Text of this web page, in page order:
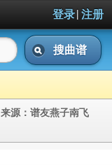
登录| 注册
搜曲谱
来源： 谱友燕子南飞